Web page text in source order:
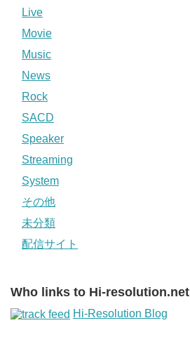
Live
Movie
Music
News
Rock
SACD
Speaker
Streaming
System
その他
未分類
配信サイト
Who links to Hi-resolution.net
Hi-Resolution Blog